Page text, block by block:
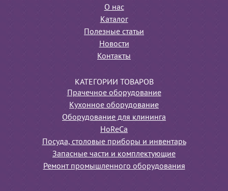
О нас
Каталог
Полезные статьи
Новости
Контакты
КАТЕГОРИИ ТОВАРОВ
Прачечное оборудование
Кухонное оборудование
Оборудование для клининга
HoReCa
Посуда, столовые приборы и инвентарь
Запасные части и комплектующие
Ремонт промышленного оборудования